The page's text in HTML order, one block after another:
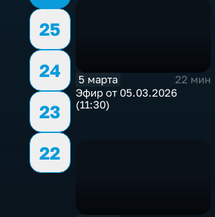
25
24
23
22
5 марта
22 мин
Эфир от 05.03.2026
(11:30)